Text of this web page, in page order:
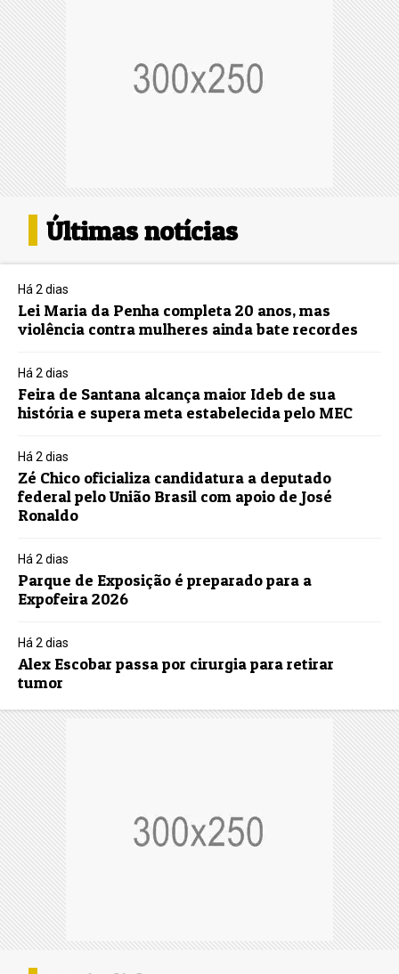
Últimas notícias
Há 2 dias
Lei Maria da Penha completa 20 anos, mas
violência contra mulheres ainda bate recordes
Há 2 dias
Feira de Santana alcança maior Ideb de sua
história e supera meta estabelecida pelo MEC
Há 2 dias
Zé Chico oficializa candidatura a deputado
federal pelo União Brasil com apoio de José
Ronaldo
Há 2 dias
Parque de Exposição é preparado para a
Expofeira 2026
Há 2 dias
Alex Escobar passa por cirurgia para retirar
tumor